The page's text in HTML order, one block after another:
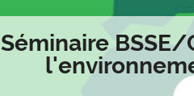
Séminaire